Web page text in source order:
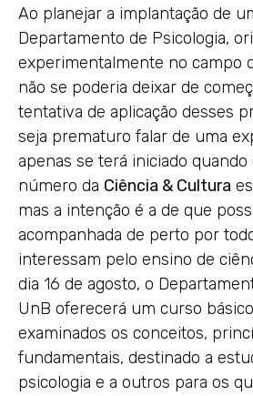
Ao planejar a implantação de
Departamento de Psicologia,
experimentalmente no campo
não se poderia deixar de
tentativa de aplicação desses
seja prematuro falar de uma
apenas se terá iniciado
número da Ciência & Cultura
mas a intenção é a de que
acompanhada de perto por
interessam pelo ensino de
dia 16 de agosto, o
UnB oferecerá um curso
examinados os conceitos,
fundamentais, destinado a
psicologia e a outros para os